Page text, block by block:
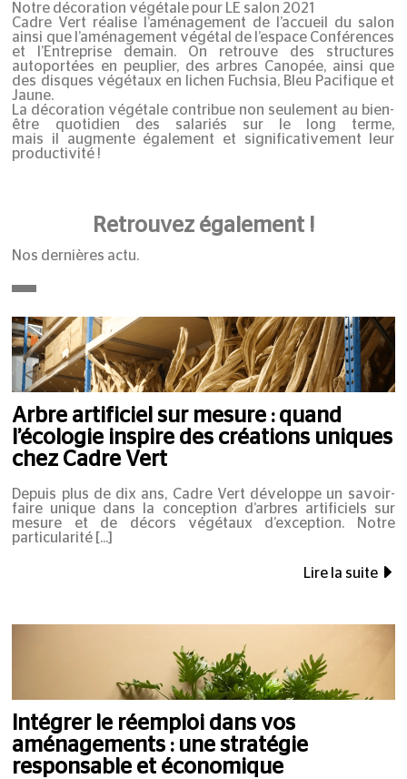
Notre décoration végétale pour LE salon 2021
Cadre Vert réalise l’aménagement de l’accueil du salon
ainsi que l’aménagement végétal de l’espace Conférences
et l’Entreprise demain. On retrouve des structures
autoportées en peuplier, des arbres Canopée, ainsi que
des disques végétaux en lichen Fuchsia, Bleu Pacifique et
Jaune.
La décoration végétale contribue non seulement au bien-
être quotidien des salariés sur le long terme,
mais il augmente également et significativement leur
productivité !
Retrouvez également !
Nos dernières actu.
Arbre artificiel sur mesure : quand
l’écologie inspire des créations uniques
chez Cadre Vert
Depuis plus de dix ans, Cadre Vert développe un savoir-
faire unique dans la conception d’arbres artificiels sur
mesure et de décors végétaux d’exception. Notre
particularité
Lire la suite
Intégrer le réemploi dans vos
aménagements : une stratégie
responsable et économique